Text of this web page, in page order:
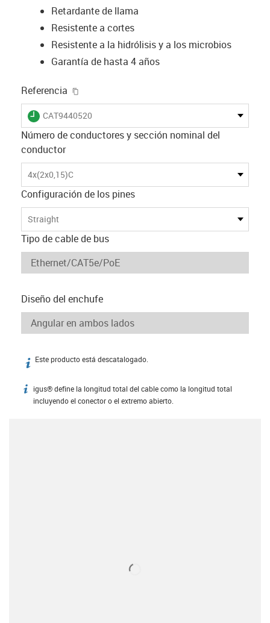
Retardante de llama
Resistente a cortes
Resistente a la hidrólisis y a los microbios
Garantía de hasta 4 años
Referencia
igus-icon-lieferzeit
CAT9440520
Número de conductores y sección nominal del
conductor
4x(2x0,15)C
Configuración de los pines
Straight
Tipo de cable de bus
Diseño del enchufe
igus-icon-info
Este producto está descatalogado.
igus-icon-info
igus® define la longitud total del cable como la longitud total
incluyendo el conector o el extremo abierto.